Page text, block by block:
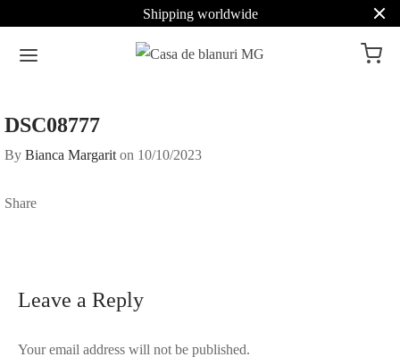
Shipping worldwide
DSC08777
By Bianca Margarit on 10/10/2023
Share
Leave a Reply
Your email address will not be published.